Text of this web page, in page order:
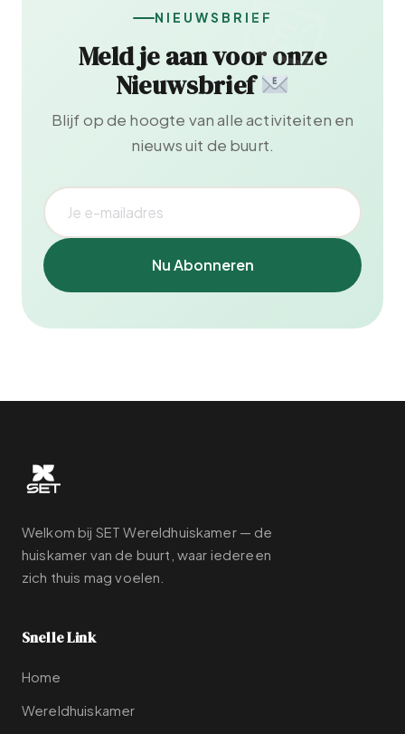
NIEUWSBRIEF
Meld je aan voor onze
Nieuwsbrief
Blijf op de hoogte van alle activiteiten en
nieuws uit de buurt.
Nu Abonneren
Welkom bij SET Wereldhuiskamer — de
huiskamer van de buurt, waar iedereen
zich thuis mag voelen.
Snelle Link
Home
Wereldhuiskamer